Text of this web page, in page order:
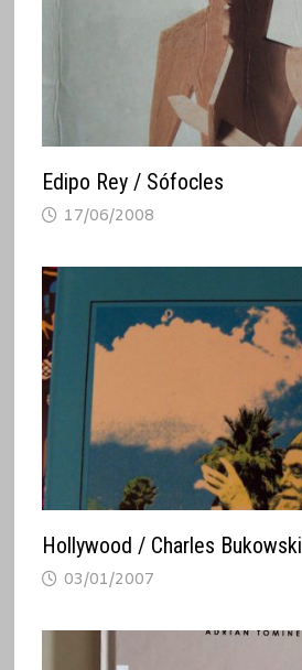
Edipo Rey / Sófocles
17/06/2008
Hollywood / Charles Bukowski
03/01/2007